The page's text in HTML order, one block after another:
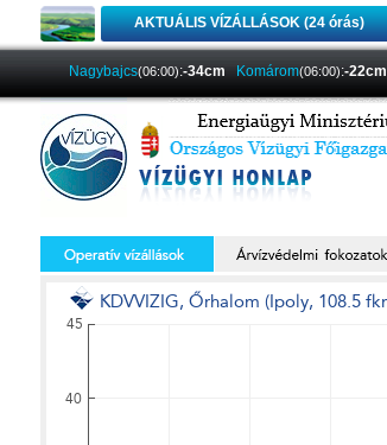
AKTUÁLIS VÍZÁLLÁSOK (24 órás)
Nagybajcs(06:00):-34cm Komárom(06:00):-22cm